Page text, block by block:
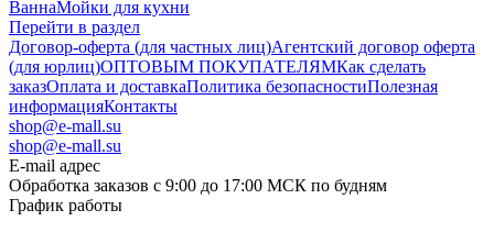
ВаннаМойки для кухни
Перейти в раздел
Договор-оферта (для частных лиц)Агентский договор оферта
(для юрлиц)ОПТОВЫМ ПОКУПАТЕЛЯМКак сделать
заказОплата и доставкаПолитика безопасностиПолезная
информацияКонтакты
shop@e-mall.su
shop@e-mall.su
E-mail адрес
Обработка заказов с 9:00 до 17:00 МСК по будням
График работы